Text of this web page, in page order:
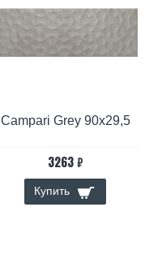
Campari Grey 90x29,5
3263 ₽
Купить